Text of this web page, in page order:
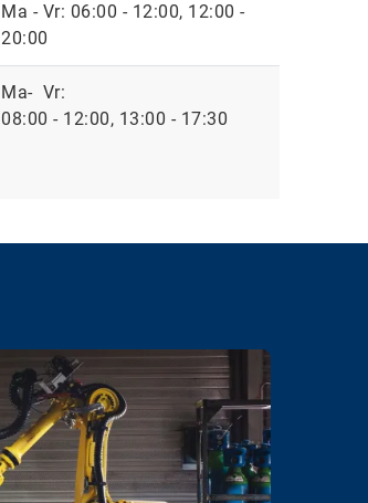
Ma - Vr: 06:00 - 12:00, 12:00 -
20:00
Ma- Vr:
08:00 - 12:00, 13:00 - 17:30